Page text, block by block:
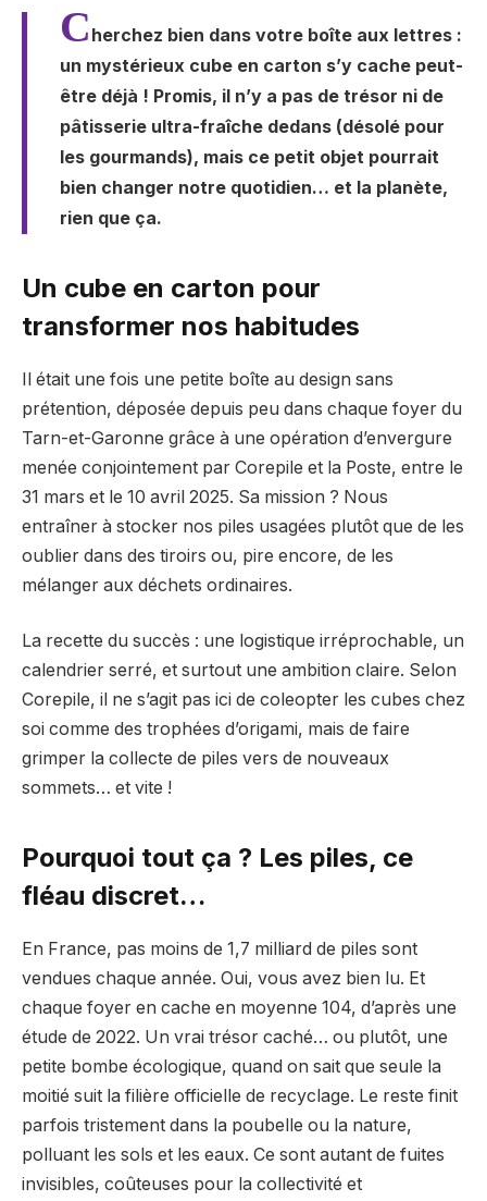
C herchez bien dans votre boîte aux lettres :
un mystérieux cube en carton s’y cache peut-
être déjà ! Promis, il n’y a pas de trésor ni de
pâtisserie ultra-fraîche dedans (désolé pour
les gourmands), mais ce petit objet pourrait
bien changer notre quotidien… et la planète,
rien que ça.
Un cube en carton pour
transformer nos habitudes
Il était une fois une petite boîte au design sans
prétention, déposée depuis peu dans chaque foyer du
Tarn-et-Garonne grâce à une opération d’envergure
menée conjointement par Corepile et la Poste, entre le
31 mars et le 10 avril 2025. Sa mission ? Nous
entraîner à stocker nos piles usagées plutôt que de les
oublier dans des tiroirs ou, pire encore, de les
mélanger aux déchets ordinaires.
La recette du succès : une logistique irréprochable, un
calendrier serré, et surtout une ambition claire. Selon
Corepile, il ne s’agit pas ici de coleopter les cubes chez
soi comme des trophées d’origami, mais de faire
grimper la collecte de piles vers de nouveaux
sommets… et vite !
Pourquoi tout ça ? Les piles, ce
fléau discret…
En France, pas moins de 1,7 milliard de piles sont
vendues chaque année. Oui, vous avez bien lu. Et
chaque foyer en cache en moyenne 104, d’après une
étude de 2022. Un vrai trésor caché… ou plutôt, une
petite bombe écologique, quand on sait que seule la
moitié suit la filière officielle de recyclage. Le reste finit
parfois tristement dans la poubelle ou la nature,
polluant les sols et les eaux. Ce sont autant de fuites
invisibles, coûteuses pour la collectivité et